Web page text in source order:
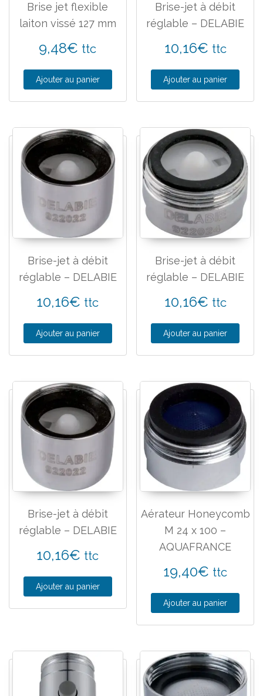
Brise jet flexible
laiton vissé 127 mm
9,48€ ttc
Ajouter au panier
Brise-jet à débit
réglable – DELABIE
10,16€ ttc
Ajouter au panier
Brise-jet à débit
réglable – DELABIE
10,16€ ttc
Ajouter au panier
Brise-jet à débit
réglable – DELABIE
10,16€ ttc
Ajouter au panier
Brise-jet à débit
réglable – DELABIE
10,16€ ttc
Ajouter au panier
Aérateur Honeycomb
M 24 x 100 –
AQUAFRANCE
19,40€ ttc
Ajouter au panier